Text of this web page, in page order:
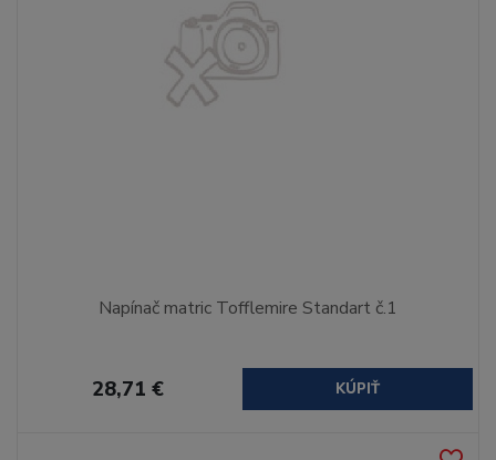
Napínač matric Tofflemire Standart č.1
28,71 € KÚPIŤ